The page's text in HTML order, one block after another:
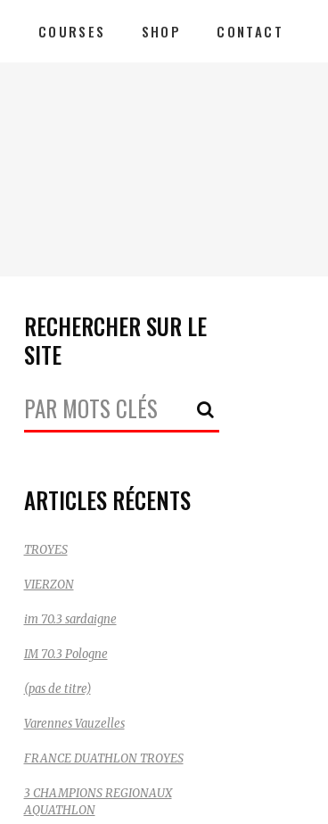
COURSES SHOP CONTACT
RECHERCHER SUR LE
SITE
Votre
Recherche:
ARTICLES RÉCENTS
TROYES
VIERZON
im 70.3 sardaigne
IM 70.3 Pologne
(pas de titre)
Varennes Vauzelles
FRANCE DUATHLON TROYES
3 CHAMPIONS REGIONAUX
AQUATHLON